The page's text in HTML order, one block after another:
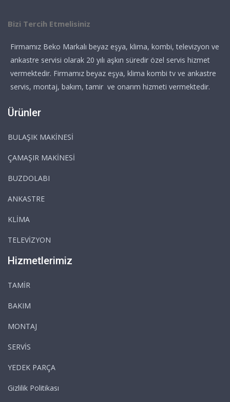
Bizi Tercih Etmelisiniz
Firmamız Beko Markalı beyaz eşya, klima, kombi, televizyon ve
ankastre servisi olarak 20 yılı aşkın süredir özel servis hizmet
vermektedir. Firmamız beyaz eşya, klima kombi tv ve ankastre
servis, montaj, bakım, tamir ve onarım hizmeti vermektedir.
Ürünler
BULAŞIK MAKİNESİ
ÇAMAŞIR MAKİNESİ
BUZDOLABI
ANKASTRE
KLİMA
TELEVİZYON
Hizmetlerimiz
TAMİR
BAKIM
MONTAJ
SERVİS
YEDEK PARÇA
Gizlilik Politikası